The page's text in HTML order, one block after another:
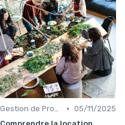
Gestion de Propriété • 05/11/2025